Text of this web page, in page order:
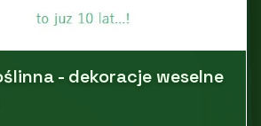
- dekoracje weselne